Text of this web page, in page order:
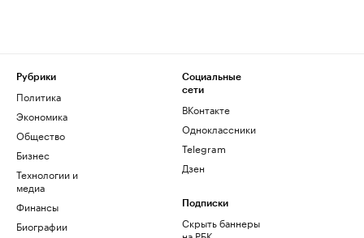
Рубрики
Политика
Экономика
Общество
Бизнес
Технологии и
медиа
Финансы
Биографии
Социальные
сети
ВКонтакте
Одноклассники
Telegram
Дзен
Подписки
Скрыть баннеры